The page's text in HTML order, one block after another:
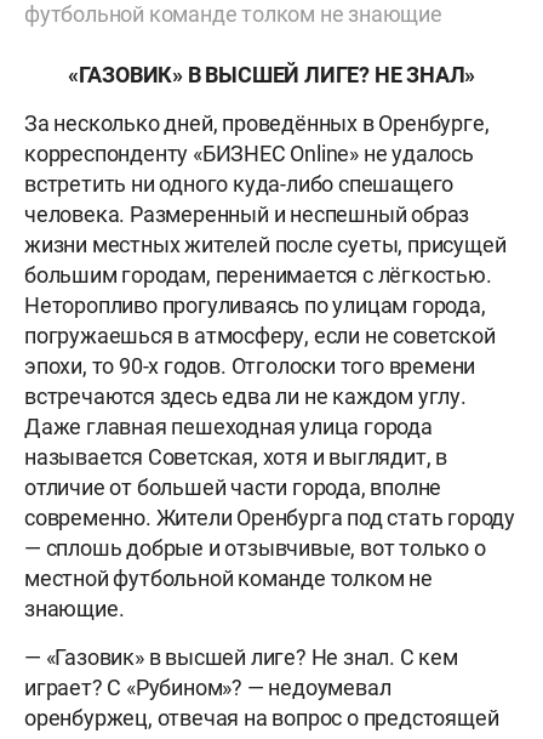
футбольной команде толком не знающие
«ГАЗОВИК» В ВЫСШЕЙ ЛИГЕ? НЕ ЗНАЛ»
За несколько дней, проведённых в Оренбурге,
корреспонденту «БИЗНЕС Online» не удалось
встретить ни одного куда-либо спешащего
человека. Размеренный и неспешный образ
жизни местных жителей после суеты, присущей
большим городам, перенимается с лёгкостью.
Неторопливо прогуливаясь по улицам города,
погружаешься в атмосферу, если не советской
эпохи, то 90-х годов. Отголоски того времени
встречаются здесь едва ли не каждом углу.
Даже главная пешеходная улица города
называется Советская, хотя и выглядит, в
отличие от большей части города, вполне
современно. Жители Оренбурга под стать городу
— сплошь добрые и отзывчивые, вот только о
местной футбольной команде толком не
знающие.
— «Газовик» в высшей лиге? Не знал. С кем
играет? С «Рубином»? — недоумевал
оренбуржец, отвечая на вопрос о предстоящей